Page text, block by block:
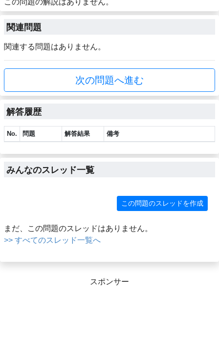
この問題の解説はありません。
関連問題
関連する問題はありません。
次の問題へ進む
解答履歴
No. 問題 解答結果 備考
みんなのスレッド一覧
この問題のスレッドを作成
まだ、この問題のスレッドはありません。
>> すべてのスレッド一覧へ
スポンサー